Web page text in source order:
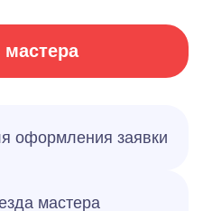
оформления заявки
мастера